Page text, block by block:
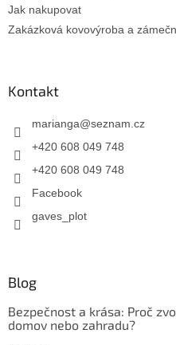
Jak nakupovat
Zakázková kovovýroba a
Kontakt
marianga@seznam.cz
+420 608 049 748
+420 608 049 748
Facebook
gaves_plot
Blog
Bezpečnost a krása: Proč
domov nebo zahradu?